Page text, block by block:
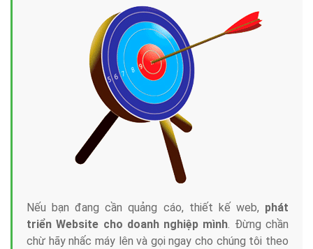
Nếu bạn đang cần quảng cáo, thiết kế web, phát
triển Website cho doanh nghiệp mình. Đừng chần
chừ hãy nhấc máy lên và gọi ngay cho chúng tôi theo